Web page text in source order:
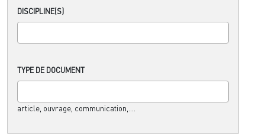
DISCIPLINE(S)
TYPE DE DOCUMENT
article, ouvrage, communication,....